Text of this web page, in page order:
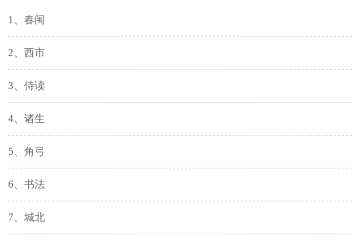
1、春闱
2、西市
3、侍读
4、诸生
5、角弓
6、书法
7、城北